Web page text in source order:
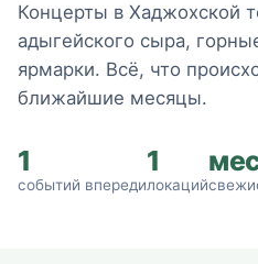
Концерты в Хаджохской
адыгейского сыра,
ярмарки. Всё, что
ближайшие месяцы.
1
событий впереди
1
локаций